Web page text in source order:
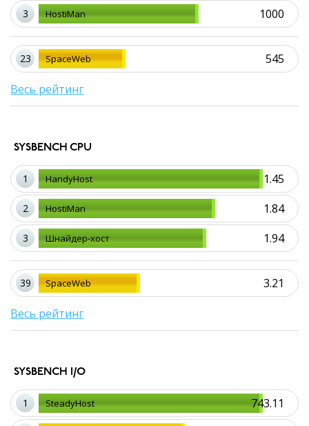
3 1000
HostiMan
23 545
SpaceWeb
Весь рейтинг
SYSBENCH CPU
1 1.45
HandyHost
2 1.84
HostiMan
3 1.94
Шнайдер-хост
39 3.21
SpaceWeb
Весь рейтинг
SYSBENCH I/O
1 743.11
SteadyHost